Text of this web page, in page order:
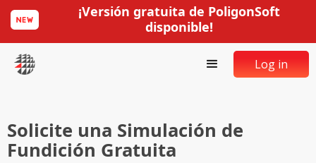
¡Versión gratuita de PoligonSoft
disponible!
Log in
Solicite una Simulación de
Fundición Gratuita